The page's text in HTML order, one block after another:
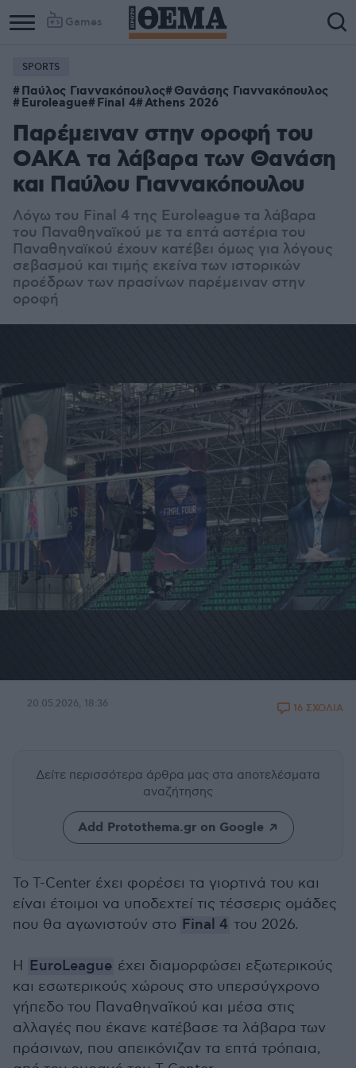
Games
SPORTS
Παύλος Γιαννακόπουλος Θανάσης Γιαννακόπουλος
Euroleague Final 4 Athens 2026
Παρέμειναν στην οροφή του
ΟΑΚΑ τα λάβαρα των Θανάση
και Παύλου Γιαννακόπουλου
Λόγω του Final 4 της Euroleague τα λάβαρα
του Παναθηναϊκού με τα επτά αστέρια του
Παναθηναϊκού έχουν κατέβει όμως για λόγους
σεβασμού και τιμής εκείνα των ιστορικών
προέδρων των πρασίνων παρέμειναν στην
οροφή
20.05.2026, 18:36 16 ΣΧΟΛΙΑ
Δείτε περισσότερα άρθρα μας στα αποτελέσματα
αναζήτησης
Add Protothema.gr on Google
Το T-Center έχει φορέσει τα γιορτινά του και
είναι έτοιμοι να υποδεχτεί τις τέσσερις ομάδες
που θα αγωνιστούν στο Final 4 του 2026.
Η EuroLeague έχει διαμορφώσει εξωτερικούς
και εσωτερικούς χώρους στο υπερσύγχρονο
γήπεδο του Παναθηναϊκού και μέσα στις
αλλαγές που έκανε κατέβασε τα λάβαρα των
πράσινων, που απεικόνιζαν τα επτά τρόπαια,